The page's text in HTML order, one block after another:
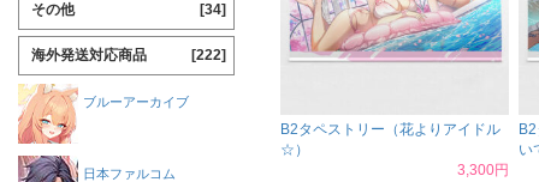
B2タペストリー（花よりアイドル
☆）
3,300円
い
その他 [34]
海外発送対応商品 [222]
ブルーアーカイブ
日本ファルコム